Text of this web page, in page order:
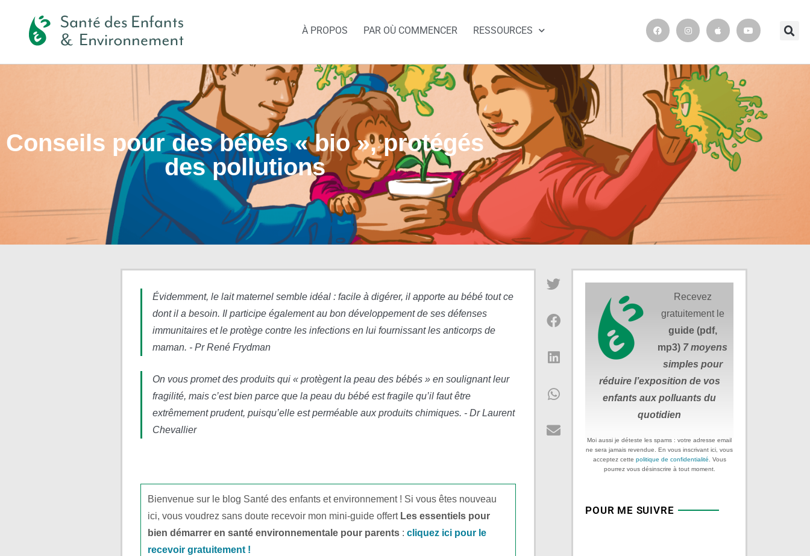
À PROPOS PAR OÙ COMMENCER RESSOURCES
Conseils pour des bébés « bio », protégés
des pollutions
Évidemment, le lait maternel semble idéal : facile à digérer, il apporte au bébé tout ce
dont il a besoin. Il participe également au bon développement de ses défenses
immunitaires et le protège contre les infections en lui fournissant les anticorps de
maman. - Pr René Frydman
On vous promet des produits qui « protègent la peau des bébés » en soulignant leur
fragilité, mais c’est bien parce que la peau du bébé est fragile qu’il faut être
extrêmement prudent, puisqu’elle est perméable aux produits chimiques. - Dr Laurent
Chevallier
Bienvenue sur le blog Santé des enfants et environnement ! Si vous êtes nouveau
ici, vous voudrez sans doute recevoir mon mini-guide offert Les essentiels pour
bien démarrer en santé environnementale pour parents :cliquez ici pour le
recevoir gratuitement !
Recevez
gratuitement le
guide (pdf,
mp3) 7 moyens
simples pour
réduire l’exposition de vos
enfants aux polluants du
quotidien
Moi aussi je déteste les spams : votre adresse email
ne sera jamais revendue. En vous inscrivant ici, vous
acceptez cette politique de confidentialité . Vous
pourrez vous désinscrire à tout moment.
POUR ME SUIVRE